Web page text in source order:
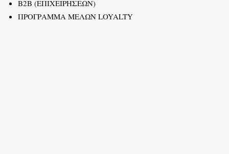
B2B (ΕΠΙΧΕΙΡΗΣΕΩΝ)
ΠΡΟΓΡΑΜΜΑ ΜΕΛΩΝ LOYALTY